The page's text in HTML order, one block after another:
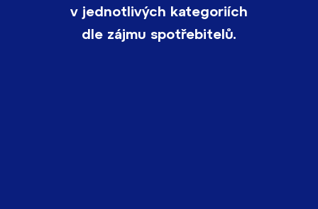
v jednotlivých kategoriích
dle zájmu spotřebitelů.